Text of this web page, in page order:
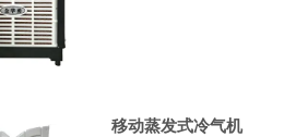
移动蒸发式冷气机